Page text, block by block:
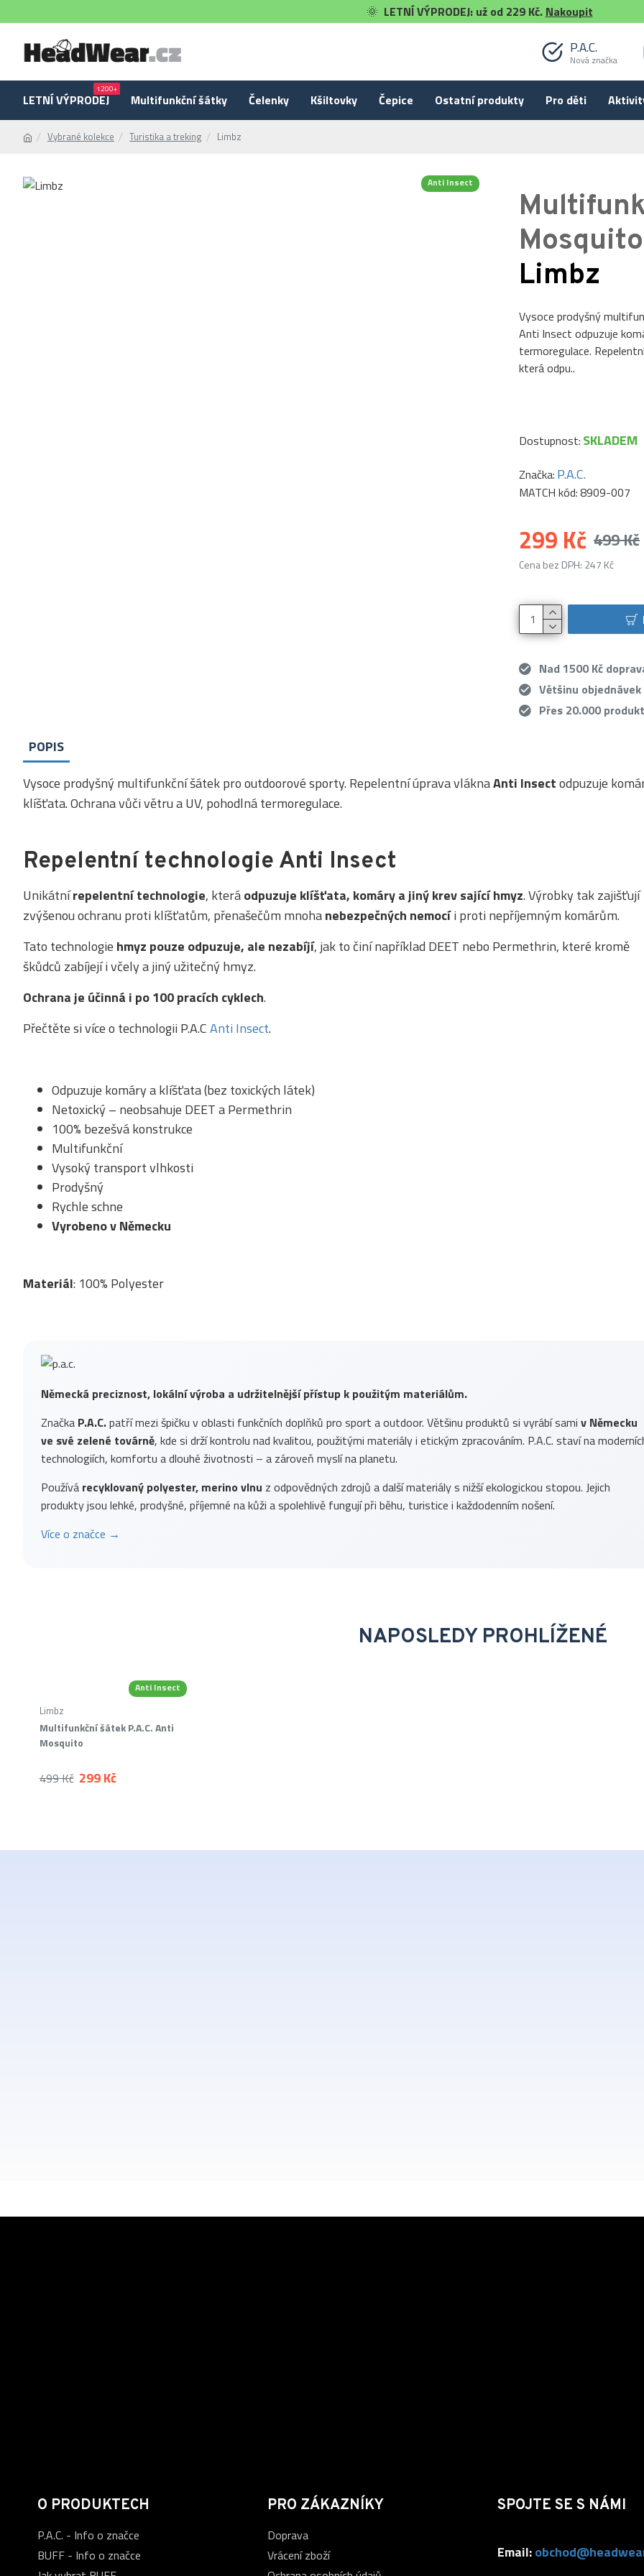
🌞 LETNÍ VÝPRODEJ: už od 229 Kč. Nakoupit
P.A.C.
Nová značka
LETNÍ VÝPRODEJ
1200+
Multifunkční šátky Čelenky Kšiltovky Čepice Ostatní produkty Pro děti
Vybrané kolekce Turistika a treking Limbz
Anti Insect
Mosquito
Limbz
Vysoce prodyšný
Anti Insect odpuzuje
termoregulace.
která odpu..
299 Kč 499 Kč
Cena bez DPH: 247 Kč
Dostupnost: SKLADEM
Značka: P.A.C.
MATCH kód:8909-007
Nad 1500 Kč
Většinu
Přes 20.000
Německá preciznost, lokální výroba a udržitelnější přístup k použitým materiálům.
Značka P.A.C.patří mezi špičku v oblasti funkčních doplňků pro sport a outdoor. Většinu produktů si vyrábí sami v Německu
ve své zelené továrně, kde si drží kontrolu nad kvalitou, použitými materiály i etickým zpracováním. P.A.C. staví na
technologiích, komfortu a dlouhé životnosti – a zároveň myslí na planetu.
Používá recyklovaný polyester, merino vlnu z odpovědných zdrojů a další materiály s nižší ekologickou stopou. Jejich
produkty jsou lehké, prodyšné, příjemné na kůži a spolehlivě fungují při běhu, turistice i každodenním nošení.
Více o značce →
POPIS
Vysoce prodyšný multifunkční šátek pro outdoorové sporty. Repelentní úprava vláknaAnti Insectodpuzuje
klíšťata. Ochrana vůči větru a UV, pohodlná termoregulace.
Repelentní technologie Anti Insect
Unikátnírepelentní technologie, kteráodpuzuje klíšťata, komáry a jiný krev sající hmyz. Výrobky tak zajišťují
zvýšenou ochranu proti klíšťatům, přenašečům mnohanebezpečných nemocíi proti nepříjemným komárům.
Tato technologie hmyz pouze odpuzuje, ale nezabíjí, jak to činí například DEET nebo Permethrin, které kromě
škůdců zabíjejí i včely a jiný užitečný hmyz.
Ochrana je účinná i po 100 pracích cyklech.
Přečtěte si více o technologii P.A.CAnti Insect.
Odpuzuje komáry a klíšťata (bez toxických látek)
Netoxický – neobsahuje DEET a Permethrin
100% bezešvá konstrukce
Multifunkční
Vysoký transport vlhkosti
Prodyšný
Rychle schne
Vyrobeno v Německu
Materiál: 100% Polyester
NAPOSLEDY PROHLÍŽENÉ
Anti Insect
Multifunkční šátek P.A.C. Anti
Mosquito
Limbz
299 Kč
499 Kč
O PRODUKTECH
P.A.C. - Info o značce
BUFF - Info o značce
PRO ZÁKAZNÍKY
Doprava
Vrácení zboží
SPOJTE SE S NÁMI
Email: